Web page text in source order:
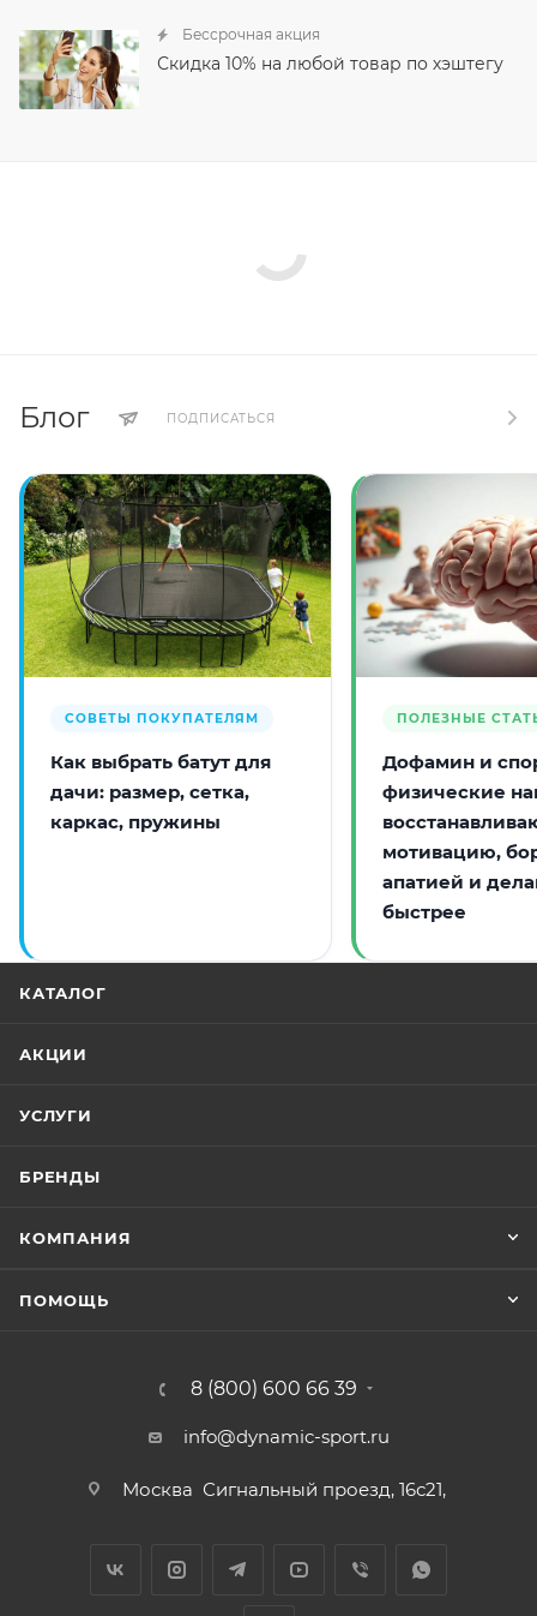
Бессрочная акция
Скидка 10% на любой товар по хэштегу
Блог ПОДПИСАТЬСЯ
СОВЕТЫ ПОКУПАТЕЛЯМ
Как выбрать батут для
дачи: размер, сетка,
каркас, пружины
ПОЛЕЗНЫЕ
Дофамин и
физические
мотивацию,
апатией и
быстрее
КАТАЛОГ
АКЦИИ
УСЛУГИ
БРЕНДЫ
КОМПАНИЯ
ПОМОЩЬ
8 (800) 600 66 39
info@dynamic-sport.ru
Москва Сигнальный проезд, 16с21,